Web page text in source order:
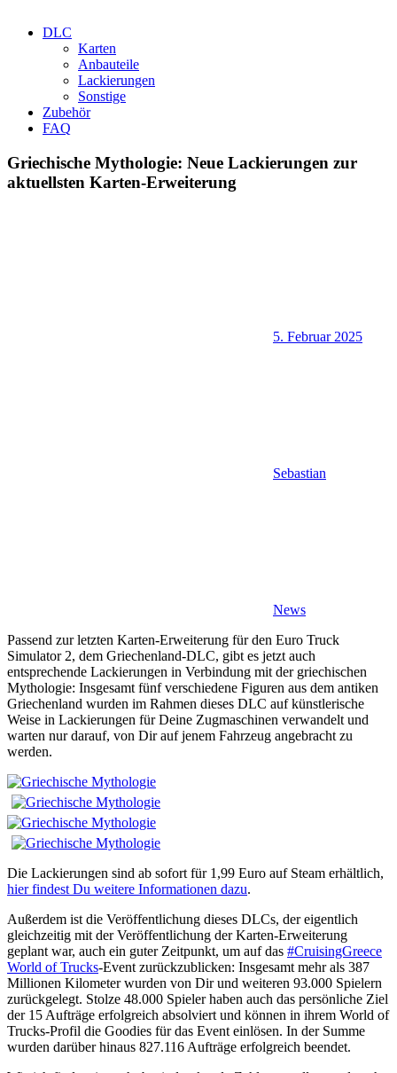
DLC
Karten
Anbauteile
Lackierungen
Sonstige
Zubehör
FAQ
Griechische Mythologie: Neue Lackierungen zur
aktuellsten Karten-Erweiterung
5. Februar 2025
Sebastian
News
Passend zur letzten Karten-Erweiterung für den Euro Truck
Simulator 2, dem Griechenland-DLC, gibt es jetzt auch
entsprechende Lackierungen in Verbindung mit der griechischen
Mythologie: Insgesamt fünf verschiedene Figuren aus dem antiken
Griechenland wurden im Rahmen dieses DLC auf künstlerische
Weise in Lackierungen für Deine Zugmaschinen verwandelt und
warten nur darauf, von Dir auf jenem Fahrzeug angebracht zu
werden.
Die Lackierungen sind ab sofort für 1,99 Euro auf Steam erhältlich,
hier findest Du weitere Informationen dazu.
Außerdem ist die Veröffentlichung dieses DLCs, der eigentlich
gleichzeitig mit der Veröffentlichung der Karten-Erweiterung
geplant war, auch ein guter Zeitpunkt, um auf das #CruisingGreece
World of Trucks-Event zurückzublicken: Insgesamt mehr als 387
Millionen Kilometer wurden von Dir und weiteren 93.000 Spielern
zurückgelegt. Stolze 48.000 Spieler haben auch das persönliche Ziel
der 15 Aufträge erfolgreich absolviert und können in ihrem World of
Trucks-Profil die Goodies für das Event einlösen. In der Summe
wurden darüber hinaus 827.116 Aufträge erfolgreich beendet.